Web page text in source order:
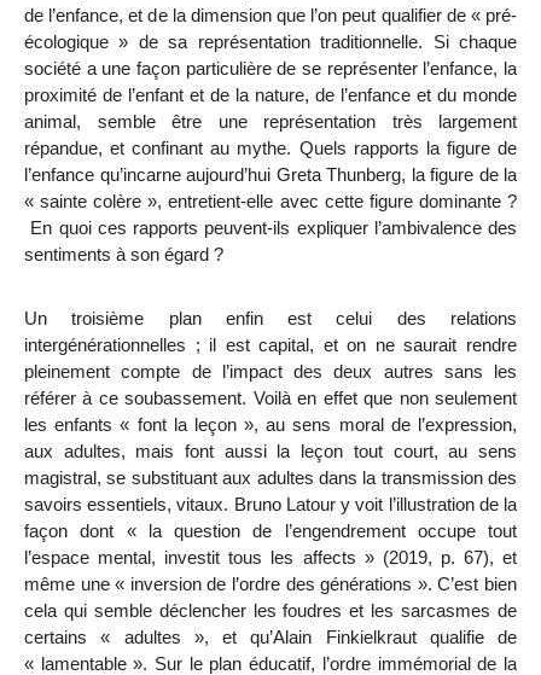
de l’enfance, et de la dimension que l’on peut qualifier de « pré-
écologique » de sa représentation traditionnelle. Si chaque
société a une façon particulière de se représenter l’enfance, la
proximité de l’enfant et de la nature, de l’enfance et du monde
animal, semble être une représentation très largement
répandue, et confinant au mythe. Quels rapports la figure de
l’enfance qu’incarne aujourd’hui Greta Thunberg, la figure de la
« sainte colère », entretient-elle avec cette figure dominante ?
En quoi ces rapports peuvent-ils expliquer l’ambivalence des
sentiments à son égard ?
Un troisième plan enfin est celui des relations
intergénérationnelles ; il est capital, et on ne saurait rendre
pleinement compte de l’impact des deux autres sans les
référer à ce soubassement. Voilà en effet que non seulement
les enfants « font la leçon », au sens moral de l’expression,
aux adultes, mais font aussi la leçon tout court, au sens
magistral, se substituant aux adultes dans la transmission des
savoirs essentiels, vitaux. Bruno Latour y voit l’illustration de la
façon dont « la question de l’engendrement occupe tout
l’espace mental, investit tous les affects » (2019, p. 67), et
même une « inversion de l’ordre des générations ». C’est bien
cela qui semble déclencher les foudres et les sarcasmes de
certains « adultes », et qu’Alain Finkielkraut qualifie de
« lamentable ». Sur le plan éducatif, l’ordre immémorial de la